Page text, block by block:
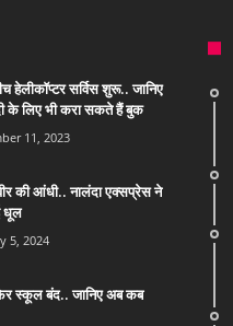
हेलीकॉप्टर सर्विस शुरू.. जानिए
के लिए भी करा सकते हैं बुक
11, 2023
की आंधी.. नालंदा एक्सप्रेस ने
धूल
5, 2024
स्कूल बंद.. जानिए अब कब